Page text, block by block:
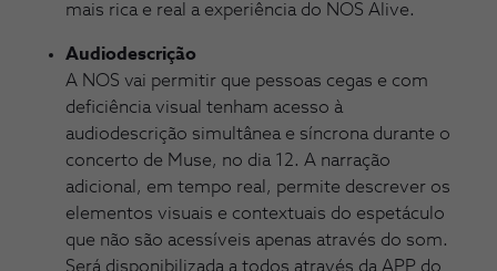
mais rica e real a experiência do NOS Alive.
Audiodescrição
A NOS vai permitir que pessoas cegas e com
deficiência visual tenham acesso à
audiodescrição simultânea e síncrona durante o
concerto de Muse, no dia 12. A narração
adicional, em tempo real, permite descrever os
elementos visuais e contextuais do espetáculo
que não são acessíveis apenas através do som.
Será disponibilizada a todos através da APP do